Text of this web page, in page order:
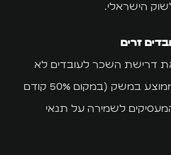
הישראלי.
דרישת השכר לעובדים לא
מקצועיים ל-60% מהשכר הממוצע במשק (במקום 50% קודם
לשמירה על תנאי